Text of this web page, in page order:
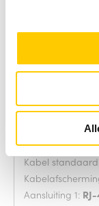
Digitus DK-
Snoerlengte:
Kabel standaard:
Aansluiting 1: